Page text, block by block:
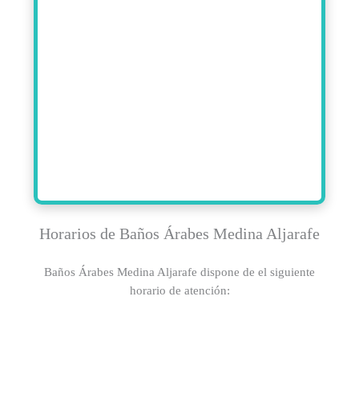
Horarios de Baños Árabes Medina Aljarafe
Baños Árabes Medina Aljarafe dispone de el siguiente
horario de atención: